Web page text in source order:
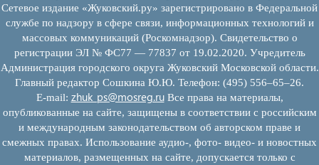
Сетевое издание «Жуковский.ру» зарегистрировано в Федеральной
службе по надзору в сфере связи, информационных технологий и
массовых коммуникаций (Роскомнадзор). Свидетельство о
регистрации ЭЛ № ФС77 — 77837 от 19.02.2020. Учредитель
Администрация городского округа Жуковский Московской области.
Главный редактор Сошкина Ю.Ю. Телефон: (495) 556–65–26.
E‑mail: zhuk_ps@mosreg.ruВсе права на материалы,
опубликованные на сайте, защищены в соответствии с российским
и международным законодательством об авторском праве и
смежных правах. Использование аудио-, фото- видео- и новостных
материалов, размещенных на сайте, допускается только с